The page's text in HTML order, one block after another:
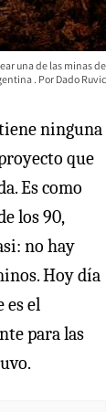
una de las minas de
Dado Ruvic
ninguna
que
Es como
los 90,
no hay
Hoy día
es el
para las